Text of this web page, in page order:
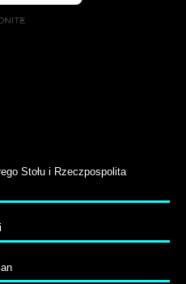
Stołu i Rzeczpospolita